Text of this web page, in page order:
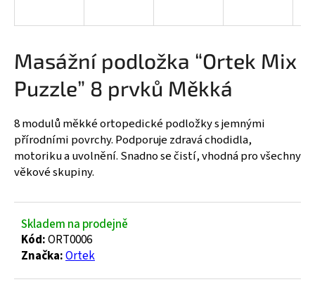
Masážní podložka “Ortek Mix
Puzzle” 8 prvků Měkká
8 modulů měkké ortopedické podložky s jemnými
přírodními povrchy. Podporuje zdravá chodidla,
motoriku a uvolnění. Snadno se čistí, vhodná pro všechny
věkové skupiny.
Skladem na prodejně
Kód:ORT0006
Značka:Ortek
í
t
?
HLEDAT
D
o
p